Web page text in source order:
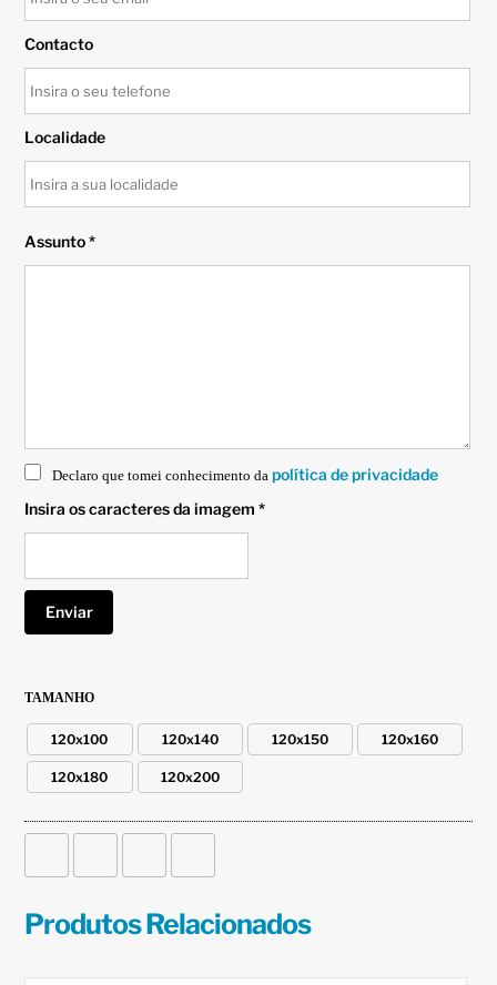
Contacto
Localidade
Assunto *
Declaro que tomei conhecimento dapolítica de privacidade
Insira os caracteres da imagem *
TAMANHO
120x100 120x140 120x150 120x160
120x180 120x200
Produtos Relacionados